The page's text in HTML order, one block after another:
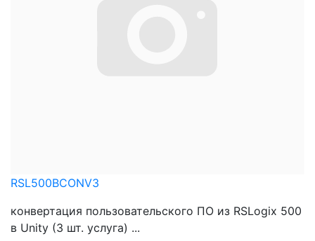
RSL500BCONV3
конвертация пользовательского ПО из RSLogix 500
в Unity (3 шт. услуга) ...